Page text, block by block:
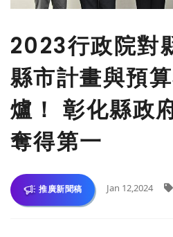
2023行政院對
縣市計畫與預
爐！ 彰化縣政
奪得第一
推廣新聞稿 Jan 12,2024